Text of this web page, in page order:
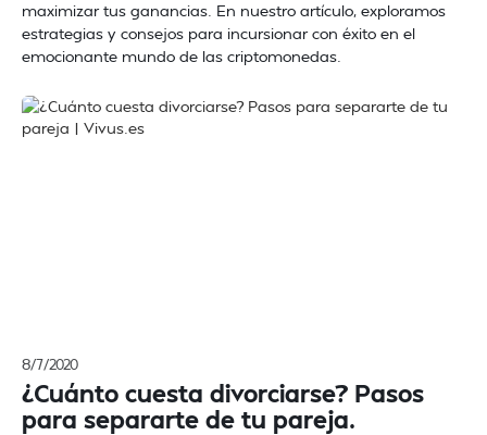
maximizar tus ganancias. En nuestro artículo, exploramos
estrategias y consejos para incursionar con éxito en el
emocionante mundo de las criptomonedas.
8/7/2020
¿Cuánto cuesta divorciarse? Pasos
para separarte de tu pareja.